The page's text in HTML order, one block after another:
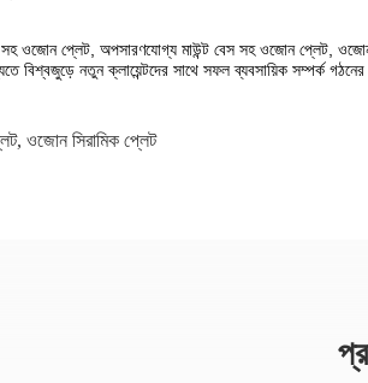
ওজোন প্লেট, অপসারণযোগ্য মাউন্ট বেস সহ ওজোন প্লেট,
নতুন ক্লায়েন্টদের সাথে সফল ব্যবসায়িক সম্পর্ক গঠনের
, ওজোন সিরামিক প্লেট